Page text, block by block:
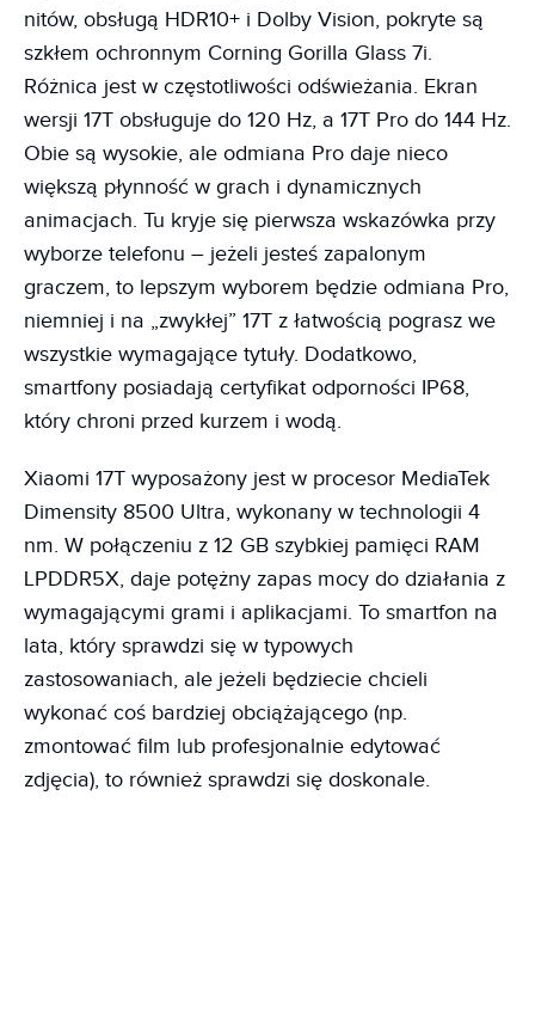
nitów, obsługą HDR10+ i Dolby Vision, pokryte są
szkłem ochronnym Corning Gorilla Glass 7i.
Różnica jest w częstotliwości odświeżania. Ekran
wersji 17T obsługuje do 120 Hz, a 17T Pro do 144 Hz.
Obie są wysokie, ale odmiana Pro daje nieco
większą płynność w grach i dynamicznych
animacjach. Tu kryje się pierwsza wskazówka przy
wyborze telefonu – jeżeli jesteś zapalonym
graczem, to lepszym wyborem będzie odmiana Pro,
niemniej i na „zwykłej” 17T z łatwością pograsz we
wszystkie wymagające tytuły. Dodatkowo,
smartfony posiadają certyfikat odporności IP68,
który chroni przed kurzem i wodą.
Xiaomi 17T wyposażony jest w procesor MediaTek
Dimensity 8500 Ultra, wykonany w technologii 4
nm. W połączeniu z 12 GB szybkiej pamięci RAM
LPDDR5X, daje potężny zapas mocy do działania z
wymagającymi grami i aplikacjami. To smartfon na
lata, który sprawdzi się w typowych
zastosowaniach, ale jeżeli będziecie chcieli
wykonać coś bardziej obciążającego (np.
zmontować film lub profesjonalnie edytować
zdjęcia), to również sprawdzi się doskonale.